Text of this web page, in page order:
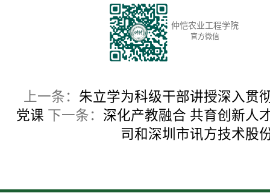
仲恺农业工程学院
官方微信
上一条： 朱立学为科级干部讲授深入贯
党课 下一条： 深化产教融合 共育创新
司和深圳市讯方技术股